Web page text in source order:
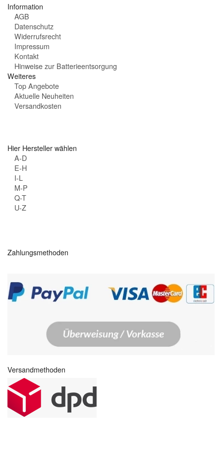
Information
AGB
Datenschutz
Widerrufsrecht
Impressum
Kontakt
Hinweise zur Batterieentsorgung
Weiteres
Top Angebote
Aktuelle Neuheiten
Versandkosten
Hier Hersteller wählen
A-D
E-H
I-L
M-P
Q-T
U-Z
Zahlungsmethoden
Versandmethoden